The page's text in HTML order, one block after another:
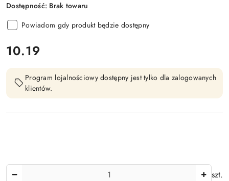
Dostępność: Brak towaru
Powiadom gdy produkt będzie dostępny
cena:
10.19
Program lojalnościowy dostępny jest tylko dla zalogowanych
klientów.
szt.